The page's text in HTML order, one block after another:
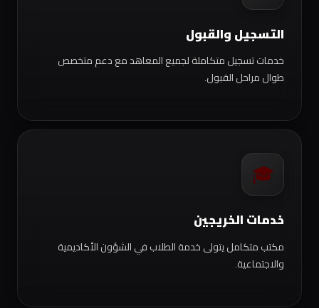
التسجيل والقبول
خدمات تسجيل متكاملة لجميع المعاهد مع دعم متخصص
طوال مراحل القبول.
🎓
خدمات الخريجين
مكتب متكامل يتولى خدمة الطلاب في الشؤون الأكاديمية
والاجتماعية.